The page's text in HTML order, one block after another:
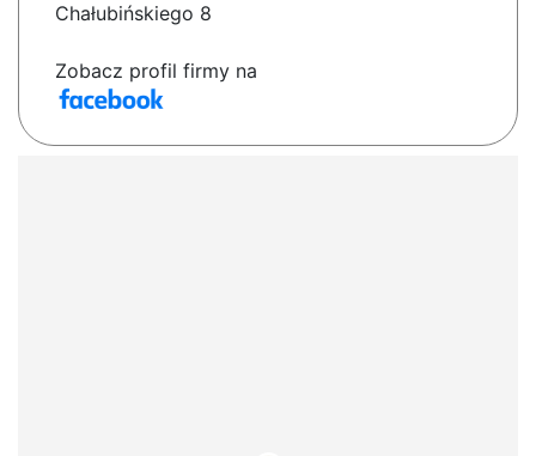
Chałubińskiego 8
Zobacz profil firmy na